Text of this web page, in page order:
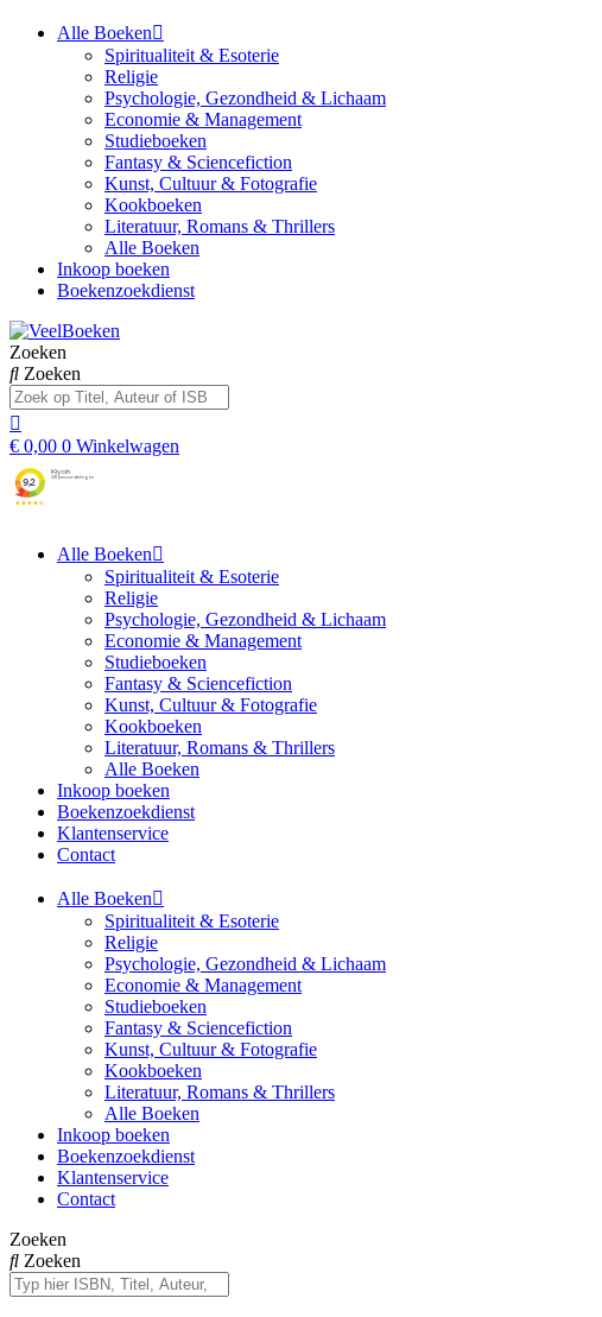
Alle Boeken
Spiritualiteit & Esoterie
Religie
Psychologie, Gezondheid & Lichaam
Economie & Management
Studieboeken
Fantasy & Sciencefiction
Kunst, Cultuur & Fotografie
Kookboeken
Literatuur, Romans & Thrillers
Alle Boeken
Inkoop boeken
Boekenzoekdienst
Zoeken
Zoeken
€ 0,00 0 Winkelwagen
Alle Boeken
Spiritualiteit & Esoterie
Religie
Psychologie, Gezondheid & Lichaam
Economie & Management
Studieboeken
Fantasy & Sciencefiction
Kunst, Cultuur & Fotografie
Kookboeken
Literatuur, Romans & Thrillers
Alle Boeken
Inkoop boeken
Boekenzoekdienst
Klantenservice
Contact
Alle Boeken
Spiritualiteit & Esoterie
Religie
Psychologie, Gezondheid & Lichaam
Economie & Management
Studieboeken
Fantasy & Sciencefiction
Kunst, Cultuur & Fotografie
Kookboeken
Literatuur, Romans & Thrillers
Alle Boeken
Inkoop boeken
Boekenzoekdienst
Klantenservice
Contact
Zoeken
Zoeken